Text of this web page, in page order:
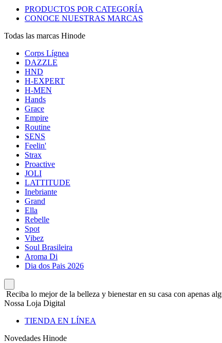
PRODUCTOS POR CATEGORÍA
CONOCE NUESTRAS MARCAS
Todas las marcas Hinode
Corps Lígnea
DAZZLE
HND
H-EXPERT
H-MEN
Hands
Grace
Empire
Routine
SENS
Feelin'
Strax
Proactive
JOLI
LATTITUDE
Inebriante
Grand
Ella
Rebelle
Spot
Vibez
Soul Brasileira
Aroma Di
Dia dos Pais 2026
Reciba lo mejor de la belleza y bienestar en su casa con apenas
Nossa Loja Digital
TIENDA EN LÍNEA
Novedades Hinode